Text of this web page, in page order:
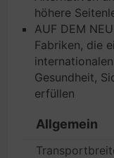
höhere
AUF DEM
Fabriken, die
Gesundheit,
erfüllen
Allgemein